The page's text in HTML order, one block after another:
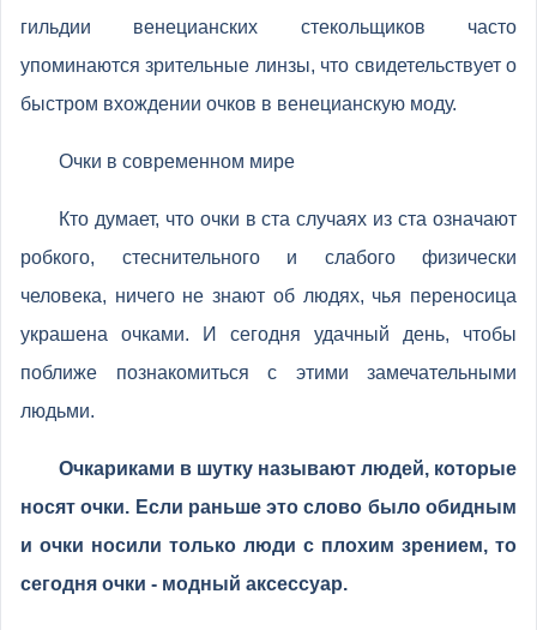
гильдии венецианских стекольщиков часто
упоминаются зрительные линзы, что свидетельствует о
быстром вхождении очков в венецианскую моду.
Очки в современном мире
Кто думает, что очки в ста случаях из ста означают
робкого, стеснительного и слабого физически
человека, ничего не знают об людях, чья переносица
украшена очками. И сегодня удачный день, чтобы
поближе познакомиться с этими замечательными
людьми.
Очкариками в шутку называют людей, которые
носят очки. Если раньше это слово было обидным
и очки носили только люди с плохим зрением, то
сегодня очки - модный аксессуар.